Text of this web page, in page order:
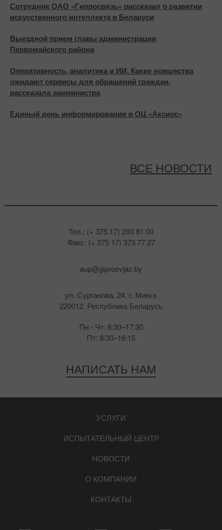
Сотрудник ОАО «Гипросвязь» рассказал о развитии
искусственного интеллекта в Беларуси
Выездной прием главы администрации
Первомайского района
Оперативность, аналитика и ИИ. Какие новшества
ожидают сервисы для обращений граждан,
рассказала замминистра
Единый день информирования в ОЦ «Аксиос»
ВСЕ НОВОСТИ
Тел.: (+ 375 17) 293 81 00
Факс: (+ 375 17) 373 77 27
aup@giprosvjaz.by
НАПИСАТЬ НАМ
ул. Сурганова, 24, г. Минск
220012, Республика Беларусь
Пн - Чт: 8:30–17:30
Пт: 8:30–16:15
УСЛУГИ
ИСПЫТАТЕЛЬНЫЙ ЦЕНТР
НОВОСТИ
О КОМПАНИИ
КОНТАКТЫ